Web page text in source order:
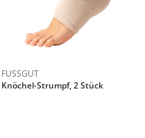
FUSSGUT
Knöchel-Strumpf, 2 Stück